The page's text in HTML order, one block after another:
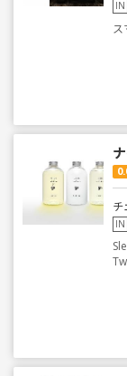
IN
ス
チ
IN